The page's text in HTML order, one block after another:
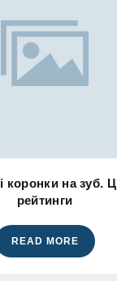
коронки на зуб.
рейтинги
READ MORE